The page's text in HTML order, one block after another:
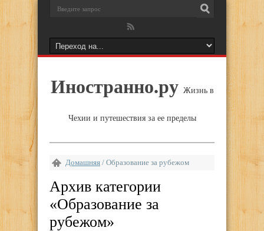
Иностранно.ру Жизнь в
Чехии и путешествия за ее пределы
Домашняя / Образование за рубежом
Архив категории
«Образование за
рубежом»